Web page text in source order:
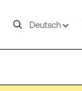
Deutsch